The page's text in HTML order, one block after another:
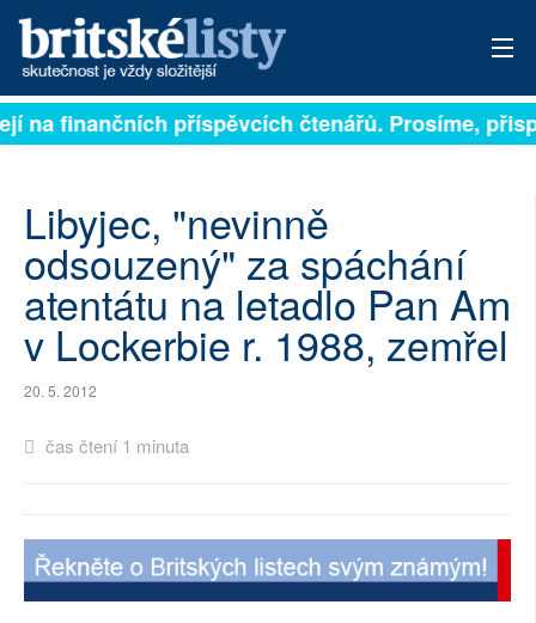
PŘIHLÁSIT
ARCHIV
ROZHOVORY
TÉMATA
NEJČTENĚJŠÍ ZA 7 DNÍ
AUTOŘI
SOCIÁLNÍ SÍTĚ
na finančních příspěvcích čtenářů. Prosíme,
Libyjec, "nevinně
odsouzený" za spáchání
atentátu na letadlo Pan Am
v Lockerbie r. 1988, zemřel
20. 5. 2012
čas čtení 1 minuta